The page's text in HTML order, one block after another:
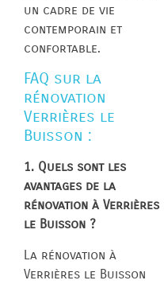
un cadre de vie
contemporain et
confortable.
FAQ sur la
rénovation
Verrières le
Buisson :
1. Quels sont les
avantages de la
rénovation à Verrières
le Buisson ?
La rénovation à
Verrières le Buisson